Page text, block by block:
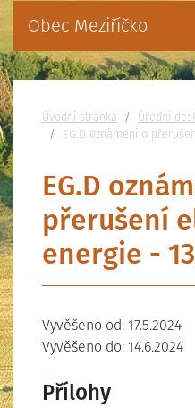
Obec Meziříčko
Nacházíte
Úvodní stránka
Úřední
EG.D oznámení o
EG.D
přerušení
energie -
Vyvěšeno od: 17.5.2024
Vyvěšeno do: 14.6.2024
Přílohy